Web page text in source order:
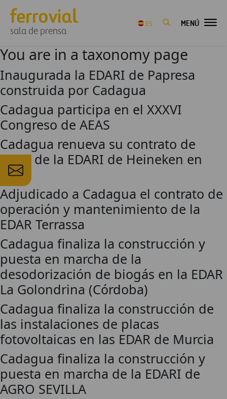
sala de prensa
ES MENÚ
You are in a taxonomy page
Inaugurada la EDARI de Papresa
construida por Cadagua
Cadagua participa en el XXXVI
Congreso de AEAS
Cadagua renueva su contrato de
O&M de la EDARI de Heineken en
Jaén
Adjudicado a Cadagua el contrato de
operación y mantenimiento de la
EDAR Terrassa
Cadagua finaliza la construcción y
puesta en marcha de la
desodorización de biogás en la EDAR
La Golondrina (Córdoba)
Cadagua finaliza la construcción de
las instalaciones de placas
fotovoltaicas en las EDAR de Murcia
Cadagua finaliza la construcción y
puesta en marcha de la EDARI de
AGRO SEVILLA